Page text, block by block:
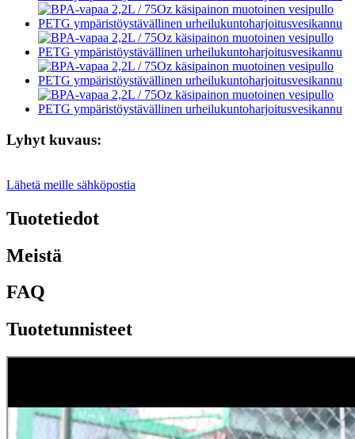
Lyhyt kuvaus:
Lähetä meille sähköpostia
Tuotetiedot
Meistä
FAQ
Tuotetunnisteet